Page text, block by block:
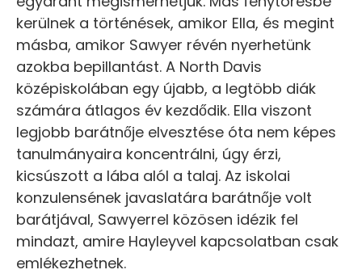
kerülnek a történések, amikor Ella, és megint
másba, amikor Sawyer révén nyerhetünk
azokba bepillantást. A North Davis
középiskolában egy újabb, a legtöbb diák
számára átlagos év kezdődik. Ella viszont
legjobb barátnője elvesztése óta nem képes
tanulmányaira koncentrálni, úgy érzi,
kicsúszott a lába alól a talaj. Az iskolai
konzulensének javaslatára barátnője volt
barátjával, Sawyerrel közösen idézik fel
mindazt, amire Hayleyvel kapcsolatban csak
emlékezhetnek.